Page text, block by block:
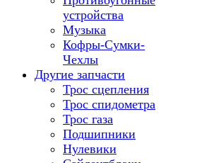
устройства
Музыка
Кофры-Сумки-
Чехлы
Другие запчасти
Трос сцепления
Трос спидометра
Трос газа
Подшипники
Нулевики